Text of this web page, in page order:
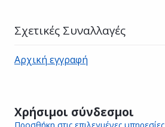
Χρήσιμοι σύνδεσμοι
Σχετικές Συναλλαγές
Αρχική εγγραφή